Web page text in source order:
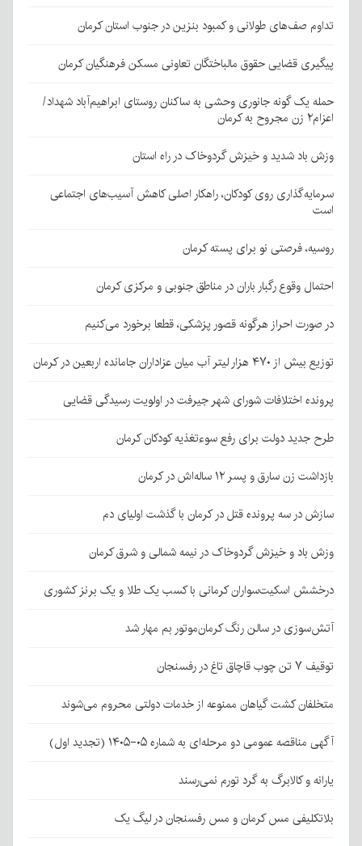
تداوم صف‌های طولانی و کمبود بنزین در جنوب استان کرمان
پیگیری قضایی حقوق مالباختگان تعاونی مسکن فرهنگیان کرمان
حمله یک گونه جانوری وحشی به ساکنان روستای ابراهیم‌آباد شهداد/
اعزام۲ زن مجروح به کرمان
وزش باد شدید و خیزش گردوخاک در راه استان
سرمایه‌گذاری روی کودکان، راهکار اصلی کاهش آسیب‌های اجتماعی
است
روسیه، فرصتی نو برای پسته کرمان
احتمال وقوع رگبار باران در مناطق جنوبی و مرکزی کرمان
در صورت احراز هرگونه قصور پزشکی، قطعا برخورد می‌کنیم
توزیع بیش از ۴۷۰ هزار لیتر آب میان عزاداران جامانده اربعین در کرمان
پرونده اختلافات شورای شهر جیرفت در اولویت رسیدگی قضایی
طرح جدید دولت برای رفع سوءتغذیه کودکان کرمان
بازداشت زن سارق و پسر ۱۲ ساله‌اش در کرمان
سازش در سه پرونده قتل در کرمان با گذشت اولیای دم
وزش باد و خیزش گردوخاک در نیمه شمالی و شرق کرمان
درخشش اسکیت‌سواران کرمانی با کسب یک طلا و یک برنز کشوری
آتش‌سوزی در سالن رنگ کرمان‌موتور بم مهار شد
توقیف ۷ تن چوب قاچاق تاغ در رفسنجان
متخلفان کشت گیاهان ممنوعه از خدمات دولتی محروم می‌شوند
آگهی مناقصه عمومی دو مرحله‌ای به شماره ۰۵-۱۴۰۵ (تجدید اول)
یارانه و کالابرگ به گرد تورم نمی‌رسند
بلاتکلیفی مس کرمان و مس رفسنجان در لیگ یک